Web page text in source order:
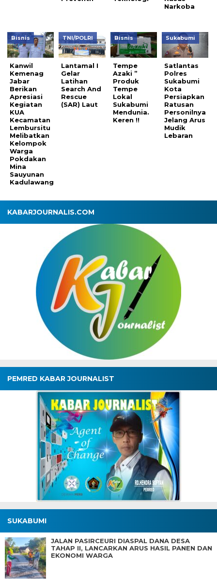
Narkoba
Bisnis
Kanwil
Kemenag
Jabar
Berikan
Apresiasi
Kegiatan
KUA
Kecamatan
Lembursitu
Melibatkan
Kelompok
Warga
Pokdakan
Mina
Sauyunan
Kadulawang
TNI/POLRI
Lantamal I
Gelar
Latihan
Search And
Rescue
(SAR) Laut
Bisnis
Tempe
Azaki ”
Produk
Tempe
Lokal
Sukabumi
Mendunia.
Keren !!
Sukabumi
Satlantas
Polres
Sukabumi
Kota
Persiapkan
Ratusan
Personilnya
Jelang Arus
Mudik
Lebaran
KABARJOURNALIS.COM
PEMRED KABAR JOURNALIST
SUKABUMI
JALAN PASIRCEURI DIASPAL DANA DESA
TAHAP II, LANCARKAN ARUS HASIL PANEN DAN
EKONOMI WARGA